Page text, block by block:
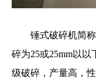
锤式破碎机简
碎为25或25mm以
级破碎，产量高，